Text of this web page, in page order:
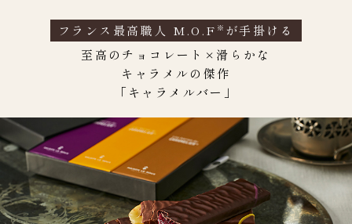
フランス最高職人 M.O.F ※ が手掛ける
至高のチョコレート×滑らかな
キャラメルの傑作
「キャラメルバー」